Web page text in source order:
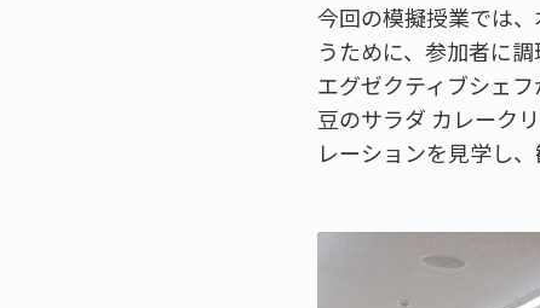
今回の模擬授業では
うために、参加者に
エグゼクティブシェ
豆のサラダ カレーク
レーションを見学し